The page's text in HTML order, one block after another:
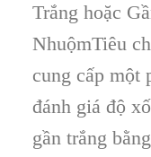
Trắng hoặc
NhuộmTiêu
cung cấp một
đánh giá độ
gần trắng